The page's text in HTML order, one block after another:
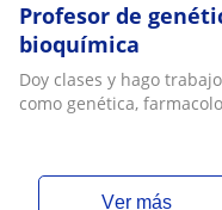
Profesor de
bioquímica
Doy clases y hago
como genética,
ver más